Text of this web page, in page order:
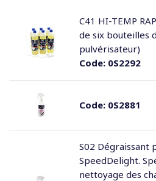
Code:0S2292
C41 HI-TEMP
de six bouteilles
pulvérisateur)
Code:0S2881
S02 Dégraissant
SpeedDelight.
nettoyage des